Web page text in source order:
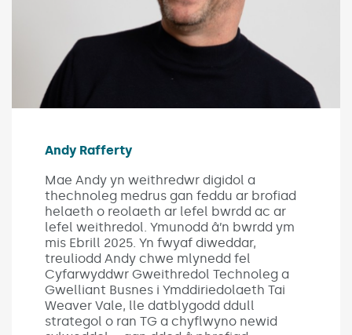
Andy Rafferty
Mae Andy yn weithredwr digidol a
thechnoleg medrus gan feddu ar brofiad
helaeth o reolaeth ar lefel bwrdd ac ar
lefel weithredol. Ymunodd â’n bwrdd ym
mis Ebrill 2025. Yn fwyaf diweddar,
treuliodd Andy chwe mlynedd fel
Cyfarwyddwr Gweithredol Technoleg a
Gwelliant Busnes i Ymddiriedolaeth Tai
Weaver Vale, lle datblygodd ddull
strategol o ran TG a chyflwyno newid